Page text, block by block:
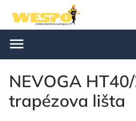
NEVOGA
trapézova lišta